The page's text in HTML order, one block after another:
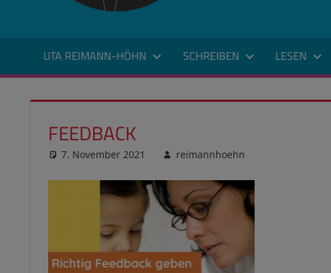
UTA REIMANN-HÖHN SCHREIBEN LESEN
FEEDBACK
7. November 2021 reimannhoehn